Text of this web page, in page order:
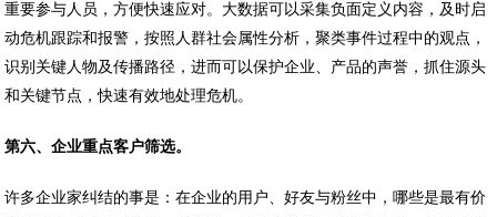
重要参与人员，方便快速应对。大数据可以采集负面定义内容，及时启
动危机跟踪和报警，按照人群社会属性分析，聚类事件过程中的观点，
识别关键人物及传播路径，进而可以保护企业、产品的声誉，抓住源头
和关键节点，快速有效地处理危机。
第六、企业重点客户筛选。
许多企业家纠结的事是：在企业的用户、好友与粉丝中，哪些是最有价